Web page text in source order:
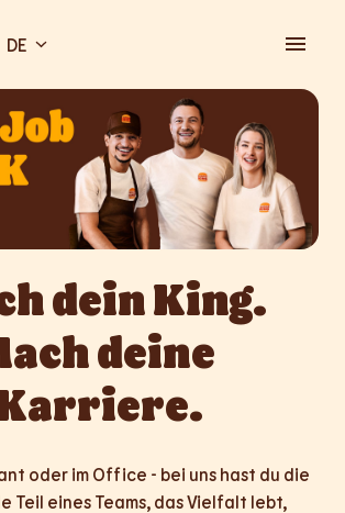
DE
dein King.
deine
oder im Office - bei uns hast du die
Teil eines Teams, das Vielfalt lebt,